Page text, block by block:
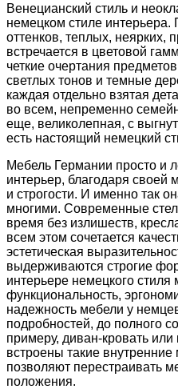
Венецианский стиль и
немецком стиле
оттенков, теплых, неярких,
встречается в цветовой
четкие очертания
светлых тонов и темные
каждая отдельно взятая
во всем, непременно
еще, великолепная, с
есть настоящий немецкий
Мебель Германии просто и
интерьер, благодаря своей
и строгости. И именно так
многими. Современные
время без излишеств,
всем этом сочетается
эстетическая
выдерживаются строгие
интерьере немецкого стиля
функциональность,
надежность мебели у
подробностей, до полного
примеру, диван-кровать
встроены такие
позволяют перестраивать
положения.